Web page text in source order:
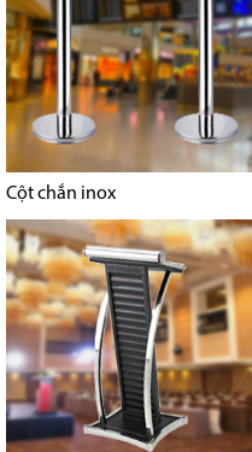
Cột chắn inox